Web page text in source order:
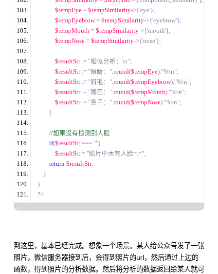
$tempEye = $tempSimilarity->{'eye'};
$tempEyebrow = $tempSimilarity->{'eyebrow'};
$tempMouth = $tempSimilarity->{'mouth'};
$tempNose = $tempSimilarity->{'nose'};
$resultStr .= "相似分析：\n";
$resultStr .= "眼睛：".round($tempEye)."%\n";
$resultStr .= "眉毛：".round($tempEyebrow)."%\n";
$resultStr .= "嘴巴：".round($tempMouth)."%\n";
$resultStr .= "鼻子：".round($tempNose)."%\n";
}
//如果没有检测到人脸
if($resultStr === "")
$resultStr = "照片中木有人脸=.=";
return $resultStr;
}
}
?>
到这里，基本已经完成。想象一个场景。某人给公众号发了一张
照片，微信服务器接到后，会得到照片的url，然后通过上边的
函数，得到照片的分析数据。然后将分析的数据返回给某人就可